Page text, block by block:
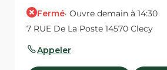
Fermé· Ouvre demain à 14:30
7 RUE De La Poste 14570 Clecy
Appeler